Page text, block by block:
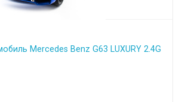
Mercedes Benz G63 LUXURY 2.4G